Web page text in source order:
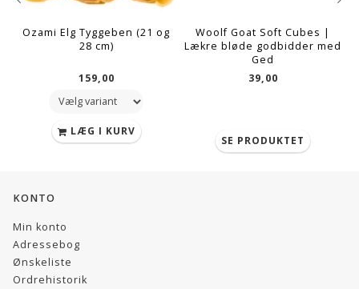
Ozami Elg Tyggeben (21 og
28 cm)
159,00
LÆG I KURV
Woolf Goat Soft Cubes |
Lækre bløde godbidder med
Ged
39,00
SE PRODUKTET
KONTO
Min konto
Adressebog
Ønskeliste
Ordrehistorik